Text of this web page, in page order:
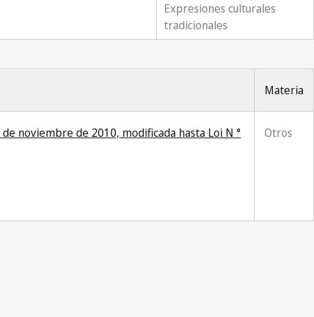
Expresiones culturales
tradicionales
Materia
noviembre de 2010, modificada hasta Loi N °
Otros